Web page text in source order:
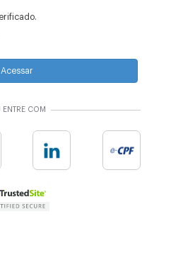
Acessar
ENTRE COM